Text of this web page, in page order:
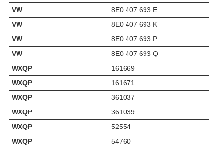
VW
8E0 407 693 E
VW
8E0 407 693 K
VW
8E0 407 693 P
VW
8E0 407 693 Q
WXQP
161669
WXQP
161671
WXQP
361037
WXQP
361039
WXQP
52554
WXQP
54760